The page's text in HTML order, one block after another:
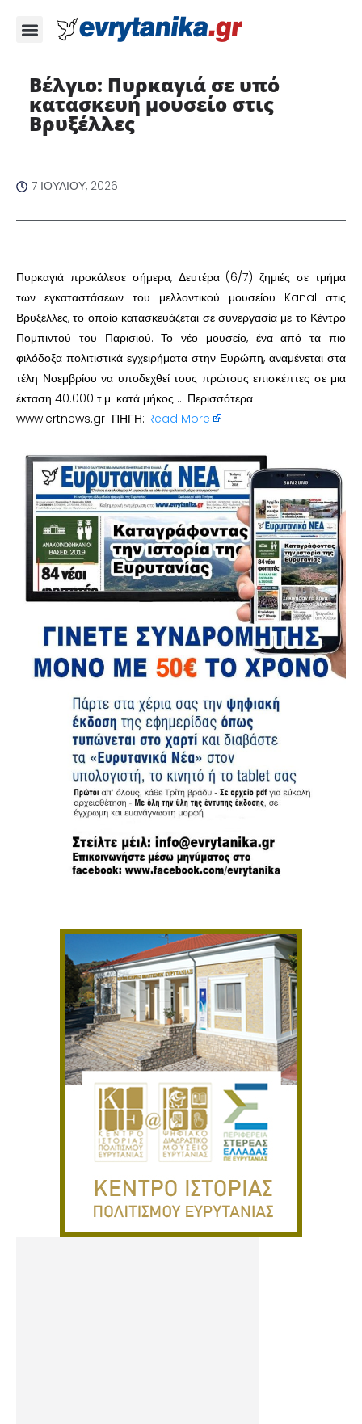
Βέλγιο: Πυρκαγιά σε υπό
κατασκευή μουσείο στις
Βρυξέλλες ​
7 ΙΟΥΛΊΟΥ, 2026
​Πυρκαγιά προκάλεσε σήμερα, Δευτέρα (6/7) ζημιές σε τμήμα
των εγκαταστάσεων του μελλοντικού μουσείου Kanal στις
Βρυξέλλες, το οποίο κατασκευάζεται σε συνεργασία με το Κέντρο
Πομπιντού του Παρισιού. Το νέο μουσείο, ένα από τα πιο
φιλόδοξα πολιτιστικά εγχειρήματα στην Ευρώπη, αναμένεται στα
τέλη Νοεμβρίου να υποδεχθεί τους πρώτους επισκέπτες σε μια
έκταση 40.000 τ.μ. κατά μήκος … Περισσότερα
www.ertnews.gr ΠΗΓΗ: Read More